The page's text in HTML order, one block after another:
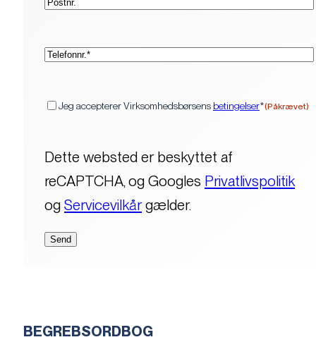
Telefon*
Jeg accepterer Virksomhedsbørsens betingelser*(Påkrævet)
Dette websted er beskyttet af
reCAPTCHA, og Googles Privatlivspolitik
og Servicevilkårgælder.
BEGREBSORDBOG